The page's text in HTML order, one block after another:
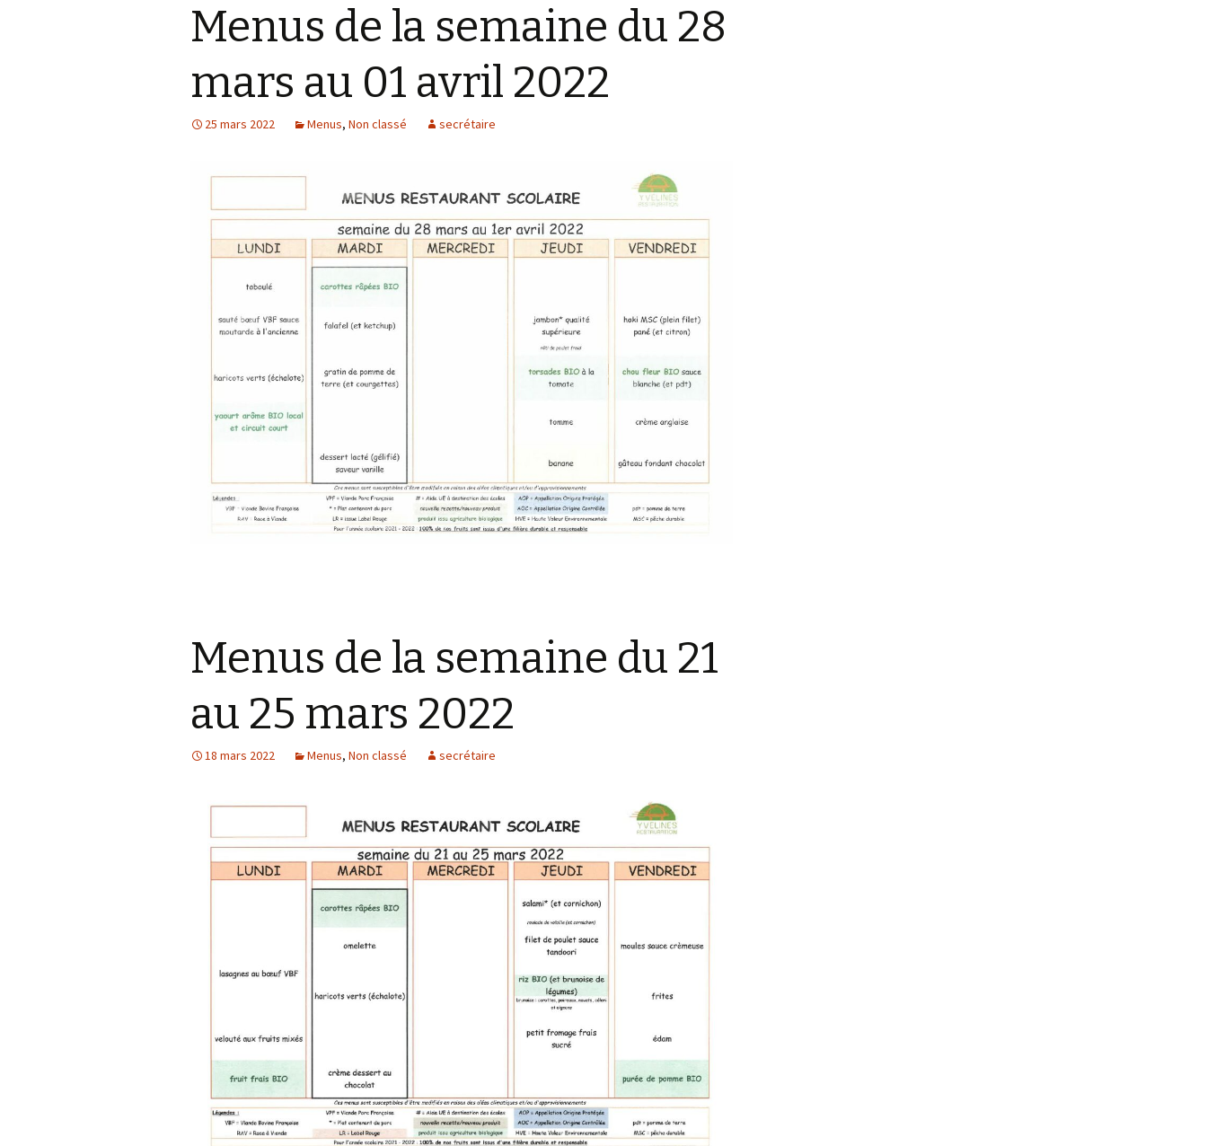
Menus de la semaine du 28
mars au 01 avril 2022
25 mars 2022 Menus, Non classé secrétaire
Menus de la semaine du 21
au 25 mars 2022
18 mars 2022 Menus, Non classé secrétaire